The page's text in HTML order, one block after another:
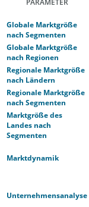
PARAMETER
Globale Marktgröße
nach Segmenten
Globale Marktgröße
nach Regionen
Regionale Marktgröße
nach Ländern
Regionale Marktgröße
nach Segmenten
Marktgröße des
Landes nach
Segmenten
Marktdynamik
Unternehmensanalyse